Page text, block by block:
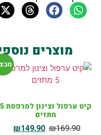
מוצרים
קיט ערפול וצינון למרפסת 5
מתזים
₪169.90
₪149.90